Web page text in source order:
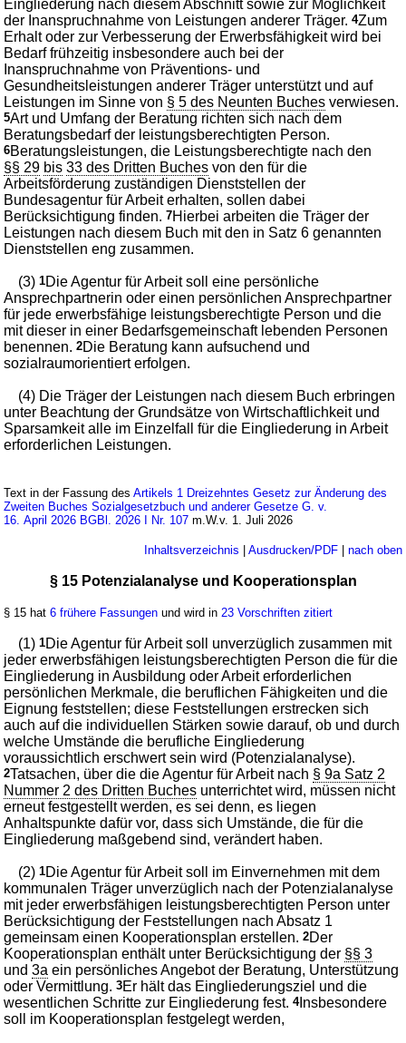
Eingliederung nach diesem Abschnitt sowie zur Möglichkeit
der Inanspruchnahme von Leistungen anderer Träger.4Zum
Erhalt oder zur Verbesserung der Erwerbsfähigkeit wird bei
Bedarf frühzeitig insbesondere auch bei der
Inanspruchnahme von Präventions- und
Gesundheitsleistungen anderer Träger unterstützt und auf
Leistungen im Sinne von § 5 des Neunten Buches verwiesen.
5Art und Umfang der Beratung richten sich nach dem
Beratungsbedarf der leistungsberechtigten Person.
6Beratungsleistungen, die Leistungsberechtigte nach den
§§ 29 bis 33 des Dritten Buches von den für die
Arbeitsförderung zuständigen Dienststellen der
Bundesagentur für Arbeit erhalten, sollen dabei
Berücksichtigung finden.7Hierbei arbeiten die Träger der
Leistungen nach diesem Buch mit den in Satz 6 genannten
Dienststellen eng zusammen.
(3)1Die Agentur für Arbeit soll eine persönliche
Ansprechpartnerin oder einen persönlichen Ansprechpartner
für jede erwerbsfähige leistungsberechtigte Person und die
mit dieser in einer Bedarfsgemeinschaft lebenden Personen
benennen.2Die Beratung kann aufsuchend und
sozialraumorientiert erfolgen.
(4) Die Träger der Leistungen nach diesem Buch erbringen
unter Beachtung der Grundsätze von Wirtschaftlichkeit und
Sparsamkeit alle im Einzelfall für die Eingliederung in Arbeit
erforderlichen Leistungen.
Text in der Fassung desArtikels 1 Dreizehntes Gesetz zur Änderung des
Zweiten Buches Sozialgesetzbuch und anderer Gesetze G. v.
16. April 2026 BGBl. 2026 I Nr. 107 m.W.v. 1. Juli 2026
Inhaltsverzeichnis Ausdrucken/PDF| nach oben
§ 15 Potenzialanalyse und Kooperationsplan
§ 15 hat6 frühere Fassungen und wird in23 Vorschriften zitiert
(1)1Die Agentur für Arbeit soll unverzüglich zusammen mit
jeder erwerbsfähigen leistungsberechtigten Person die für die
Eingliederung in Ausbildung oder Arbeit erforderlichen
persönlichen Merkmale, die beruflichen Fähigkeiten und die
Eignung feststellen; diese Feststellungen erstrecken sich
auch auf die individuellen Stärken sowie darauf, ob und durch
welche Umstände die berufliche Eingliederung
voraussichtlich erschwert sein wird (Potenzialanalyse).
2Tatsachen, über die die Agentur für Arbeit nach § 9a Satz 2
Nummer 2 des Dritten Buches unterrichtet wird, müssen nicht
erneut festgestellt werden, es sei denn, es liegen
Anhaltspunkte dafür vor, dass sich Umstände, die für die
Eingliederung maßgebend sind, verändert haben.
(2)1Die Agentur für Arbeit soll im Einvernehmen mit dem
kommunalen Träger unverzüglich nach der Potenzialanalyse
mit jeder erwerbsfähigen leistungsberechtigten Person unter
Berücksichtigung der Feststellungen nach Absatz 1
gemeinsam einen Kooperationsplan erstellen.2Der
Kooperationsplan enthält unter Berücksichtigung der §§ 3
und3a ein persönliches Angebot der Beratung, Unterstützung
oder Vermittlung.3Er hält das Eingliederungsziel und die
wesentlichen Schritte zur Eingliederung fest.4Insbesondere
soll im Kooperationsplan festgelegt werden,